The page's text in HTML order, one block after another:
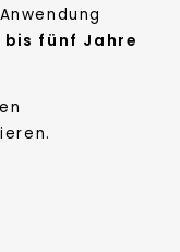
bis fünf Jahre